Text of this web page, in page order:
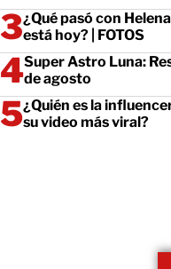
¿Qué pasó con
está hoy? | FOTOS
Super Astro Luna:
de agosto
¿Quién es la
su video más viral?